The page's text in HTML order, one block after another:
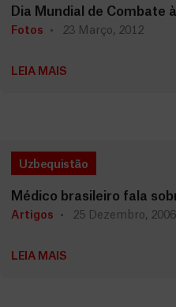
Dia Mundial de Combate
Fotos 23 Março, 2012
LEIA MAIS
Uzbequistão
Médico brasileiro fala
Artigos 25 Dezembro, 2006
LEIA MAIS